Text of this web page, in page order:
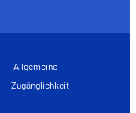
Allgemeine
Zugänglichkeit